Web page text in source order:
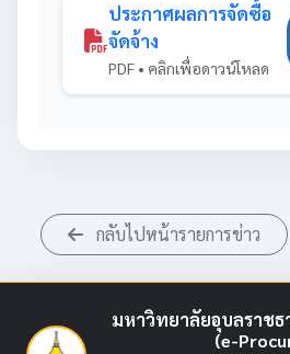
ประกาศผลการจัดซื้อ
จัดจ้าง
PDF • คลิกเพื่อดาวน์โหลด
กลับไปหน้ารายการข่าว
มหาวิทยาลัยอุบลราชธ
(e-